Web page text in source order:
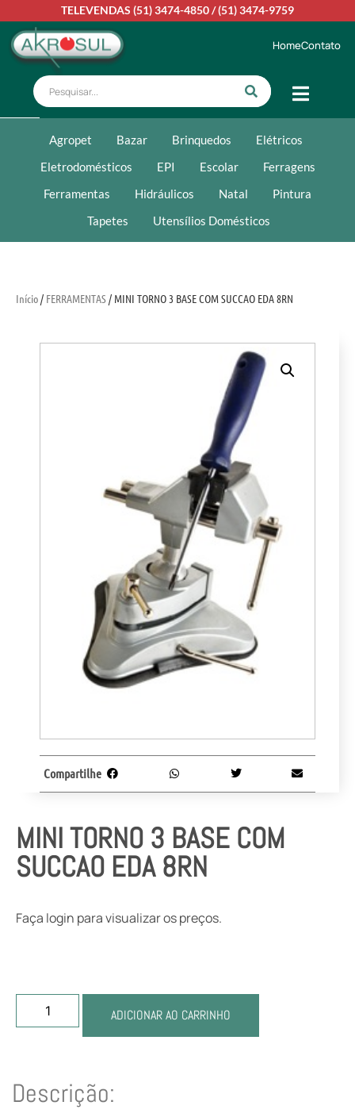
TELEVENDAS (51) 3474-4850/(51) 3474-9759
HomeContato
Agropet Bazar Brinquedos
Elétricos
Eletrodomésticos
EPI Escolar
Ferragens
Ferramentas
Hidráulicos Natal
Pintura
Tapetes
Utensílios Domésticos
Início/ FERRAMENTAS/ MINI TORNO 3 BASE COM SUCCAO EDA 8RN
MINI TORNO 3 BASE COM
SUCCAO EDA 8RN
Faça login para visualizar os preços.
ADICIONAR AO CARRINHO
Compartilhe
Descrição: